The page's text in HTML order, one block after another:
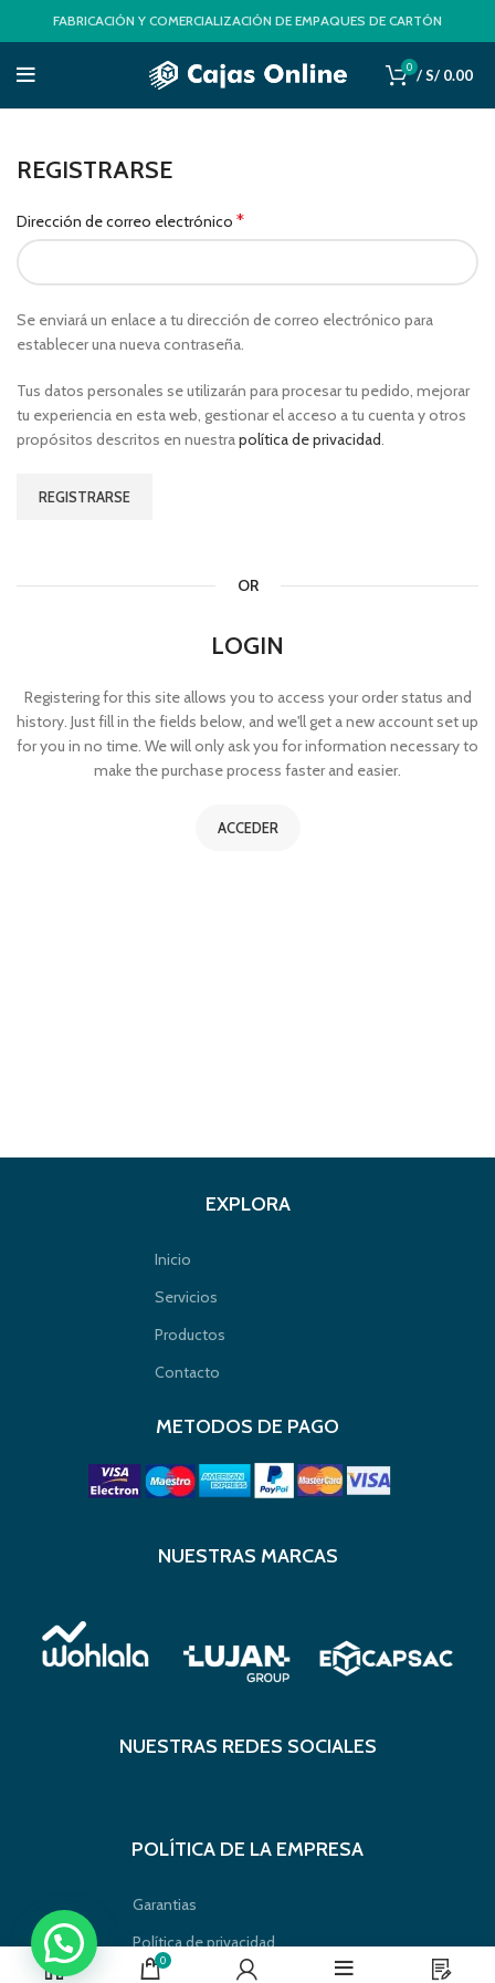
FABRICACIÓN Y COMERCIALIZACIÓN DE EMPAQUES DE CARTÓN
0 /S/ 0.00
REGISTRARSE
Dirección de correo electrónico *
Se enviará un enlace a tu dirección de correo electrónico para
establecer una nueva contraseña.
Tus datos personales se utilizarán para procesar tu pedido, mejorar
tu experiencia en esta web, gestionar el acceso a tu cuenta y otros
propósitos descritos en nuestrapolítica de privacidad.
REGISTRARSE
OR
LOGIN
Registering for this site allows you to access your order status and
history. Just fill in the fields below, and we'll get a new account set up
for you in no time. We will only ask you for information necessary to
make the purchase process faster and easier.
ACCEDER
POLÍTICA DE LA EMPRESA
Garantias
Política de privacidad
NUESTRAS MARCAS
NUESTRAS REDES SOCIALES
EXPLORA
Inicio
Servicios
Productos
Contacto
METODOS DE PAGO
0